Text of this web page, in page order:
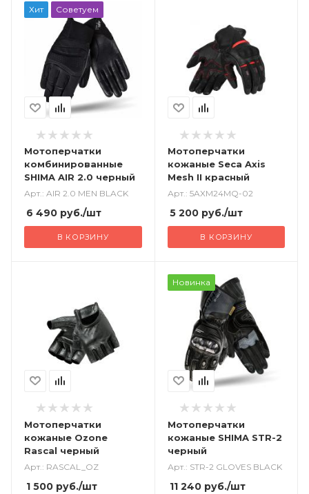
Хит Советуем
Мотоперчатки
комбинированные
SHIMA AIR 2.0 черный
Арт.: AIR 2.0 MEN BLACK
6 490 руб./шт
В КОРЗИНУ
Мотоперчатки
кожаные Seca Axis
Mesh II красный
Арт.: 5AXM24MQ-02
5 200руб./шт
В КОРЗИНУ
Мотоперчатки
кожаные Ozone
Rascal черный
Арт.: RASCAL_OZ
1 500 руб./шт
Новинка
Мотоперчатки
кожаные SHIMA STR-2
черный
Арт.: STR-2 GLOVES BLACK
11 240руб./шт